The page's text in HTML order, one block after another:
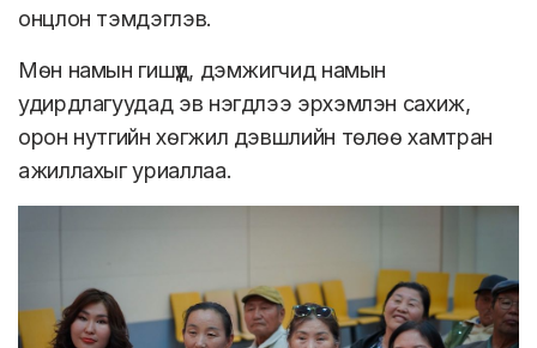
онцлон тэмдэглэв.
Мөн намын гишүүд, дэмжигчид намын
удирдлагуудад эв нэгдлээ эрхэмлэн сахиж,
орон нутгийн хөгжил дэвшлийн төлөө хамтран
ажиллахыг уриаллаа.